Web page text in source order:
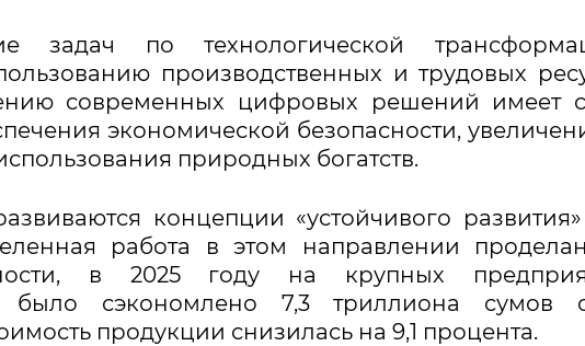
задач по технологической
производственных и трудовых
современных цифровых решений имеет
экономической безопасности,
природных богатств.
концепции «устойчивого
работа в этом направлении
в 2025 году на крупных
было сэкономлено 7,3 триллиона сумов
продукции снизилась на 9,1 процента.